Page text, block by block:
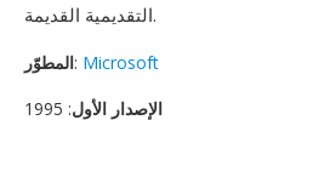
التقديمية القديمة.
المطوّر: Microsoft
الإصدار الأول: 1995